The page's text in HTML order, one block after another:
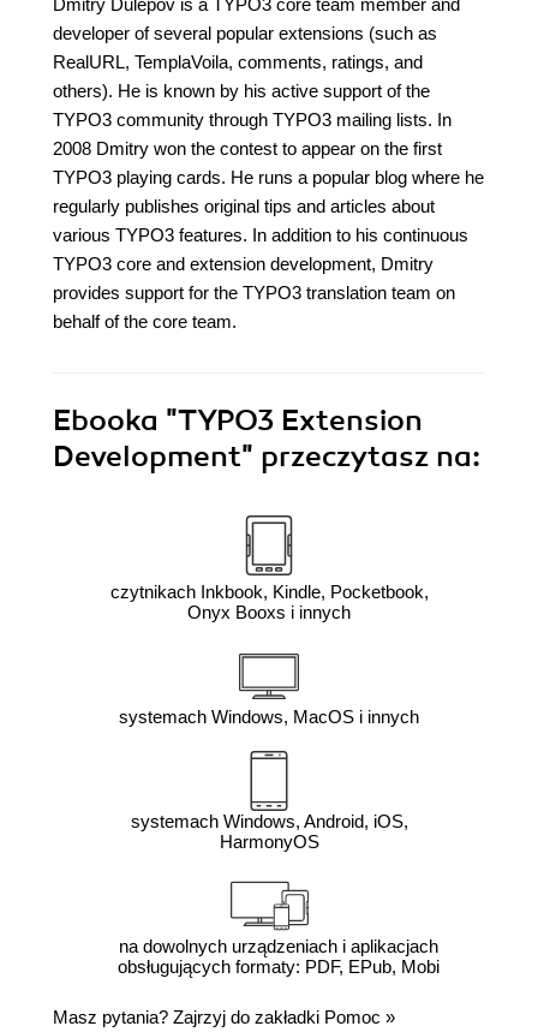
Dmitry Dulepov is a TYPO3 core team member and
developer of several popular extensions (such as
RealURL, TemplaVoila, comments, ratings, and
others). He is known by his active support of the
TYPO3 community through TYPO3 mailing lists. In
2008 Dmitry won the contest to appear on the first
TYPO3 playing cards. He runs a popular blog where he
regularly publishes original tips and articles about
various TYPO3 features. In addition to his continuous
TYPO3 core and extension development, Dmitry
provides support for the TYPO3 translation team on
behalf of the core team.
Ebooka "TYPO3 Extension
Development" przeczytasz na:
czytnikach Inkbook, Kindle, Pocketbook,
Onyx Booxs i innych
systemach Windows, MacOS i innych
systemach Windows, Android, iOS,
HarmonyOS
na dowolnych urządzeniach i aplikacjach
obsługujących formaty: PDF, EPub, Mobi
Masz pytania? Zajrzyj do zakładki Pomoc »